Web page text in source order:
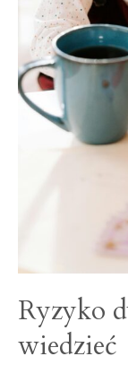
Ryzyko
wiedzieć